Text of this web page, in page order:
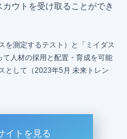
ウトを受け取ることができ
を測定するテスト）と「ミイダス
人材の採用と配置・育成を可能
として（2023年5月 未来トレン
イトを見る